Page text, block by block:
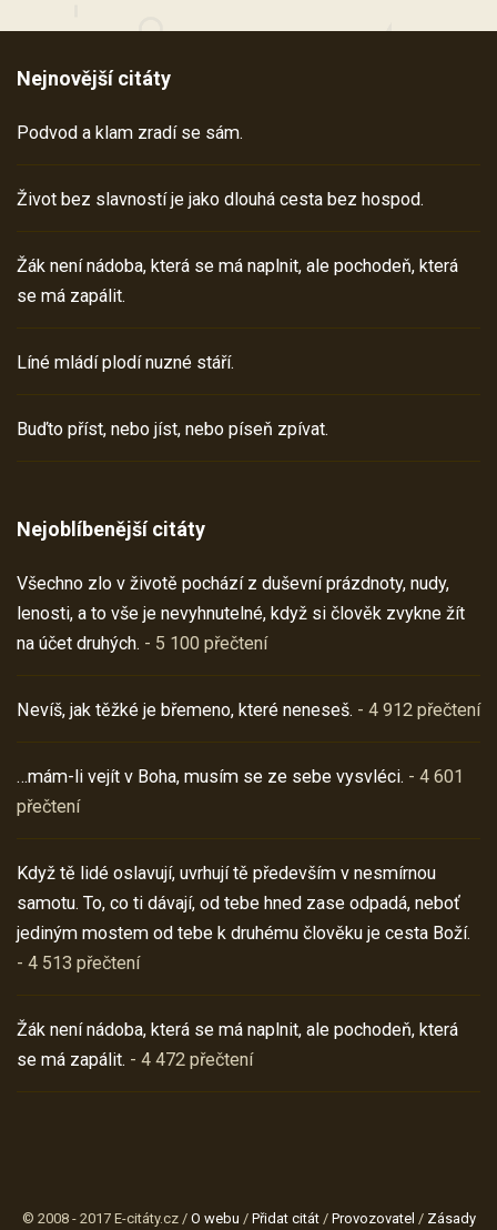
Nejnovější citáty
Podvod a klam zradí se sám.
Život bez slavností je jako dlouhá cesta bez hospod.
Žák není nádoba, která se má naplnit, ale pochodeň, která
se má zapálit.
Líné mládí plodí nuzné stáří.
Buďto příst, nebo jíst, nebo píseň zpívat.
Nejoblíbenější citáty
Všechno zlo v životě pochází z duševní prázdnoty, nudy,
lenosti, a to vše je nevyhnutelné, když si člověk zvykne žít
na účet druhých. - 5 100 přečtení
Nevíš, jak těžké je břemeno, které neneseš. - 4 912 přečtení
…mám-li vejít v Boha, musím se ze sebe vysvléci. - 4 601
přečtení
Když tě lidé oslavují, uvrhují tě především v nesmírnou
samotu. To, co ti dávají, od tebe hned zase odpadá, neboť
jediným mostem od tebe k druhému člověku je cesta Boží.
- 4 513 přečtení
Žák není nádoba, která se má naplnit, ale pochodeň, která
se má zapálit. - 4 472 přečtení
© 2008 - 2017 E-citáty.cz / O webu / Přidat citát/ Provozovatel / Zásady